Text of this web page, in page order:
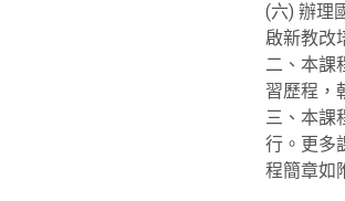
(六) 辦理
啟新教改
二、本課
習歷程，
三、本課
行。更多
程簡章如